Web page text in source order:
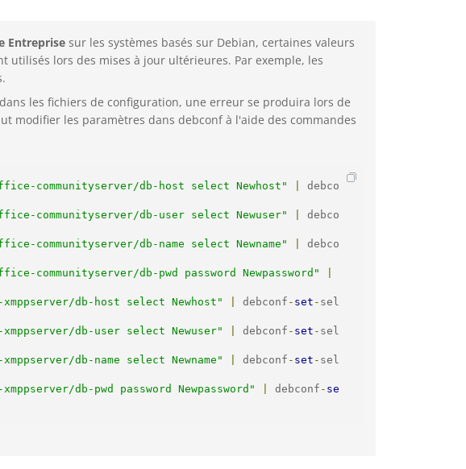
Entreprise sur les systèmes basés sur Debian, certaines valeurs
utilisés lors des mises à jour ultérieures. Par exemple, les
les fichiers de configuration, une erreur se produira lors de
modifier les paramètres dans debconf à l'aide des commandes
communityserver/db-host select Newhost"
debco
communityserver/db-user select Newuser"
debco
communityserver/db-name select Newname"
debco
communityserver/db-pwd password Newpassword"
db-host select Newhost" debconf - set - sel
db-user select Newuser" debconf - set - sel
db-name select Newname" debconf - set - sel
db-pwd password Newpassword" debconf - se